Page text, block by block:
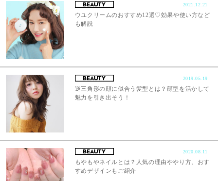
2021.12.21
ウユクリームのおすすめ12選♡効果や使い方など
も解説
2019.05.19
逆三角形の顔に似合う髪型とは？顔型を活かして
魅力を引き出そう！
2020.08.11
もやもやネイルとは？人気の理由ややり方、おす
すめデザインもご紹介